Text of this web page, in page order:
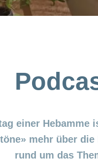
einer Hebamme
mehr über
rund um das